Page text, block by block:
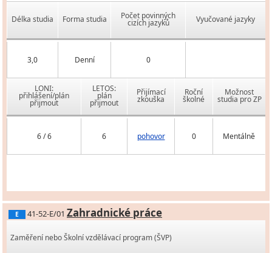
Délka studia Forma studia Počet povinných
cizích jazyků Vyučované jazyky
3,0 Denní 0
LONI:
přihlášení/plán
přijmout
LETOS:
plán
přijmout
Přijímací
zkouška
Roční
školné
Možnost
studia pro ZP
6 / 6 6 pohovor 0 Mentálně
E 41-52-E/01 Zahradnické práce
Zaměření nebo Školní vzdělávací program (ŠVP)